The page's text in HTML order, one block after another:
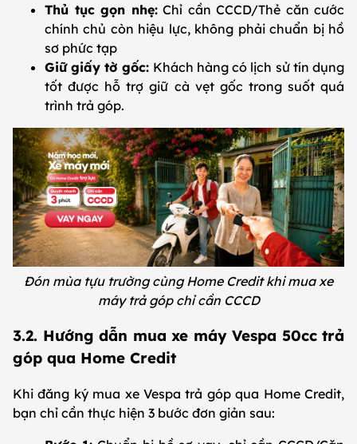
Thủ tục gọn nhẹ:Chỉ cần CCCD/Thẻ căn cước
chính chủ còn hiệu lực, không phải chuẩn bị hồ
sơ phức tạp
Giữ giấy tờ gốc: Khách hàng có lịch sử tín dụng
tốt được hỗ trợ giữ cà vẹt gốc trong suốt quá
trình trả góp.
Đón mùa tựu trường cùng Home Credit khi mua xe
máy trả góp chỉ cần CCCD
3.2. Hướng dẫn mua xe máy Vespa 50cc trả
góp qua Home Credit
Khi đăng ký mua xe Vespa trả góp qua Home Credit,
bạn chỉ cần thực hiện 3 bước đơn giản sau: